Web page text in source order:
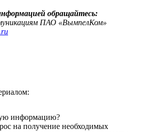
обращайтесь:
ПАО «ВымпелКом»
информацию?
на получение необходимых